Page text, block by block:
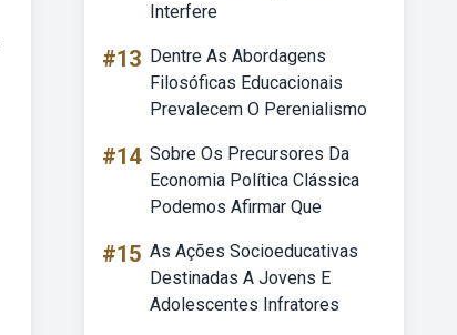
Interfere
#13 Dentre As Abordagens
Filosóficas Educacionais
Prevalecem O Perenialismo
#14 Sobre Os Precursores Da
Economia Política Clássica
Podemos Afirmar Que
#15 As Ações Socioeducativas
Destinadas A Jovens E
Adolescentes Infratores